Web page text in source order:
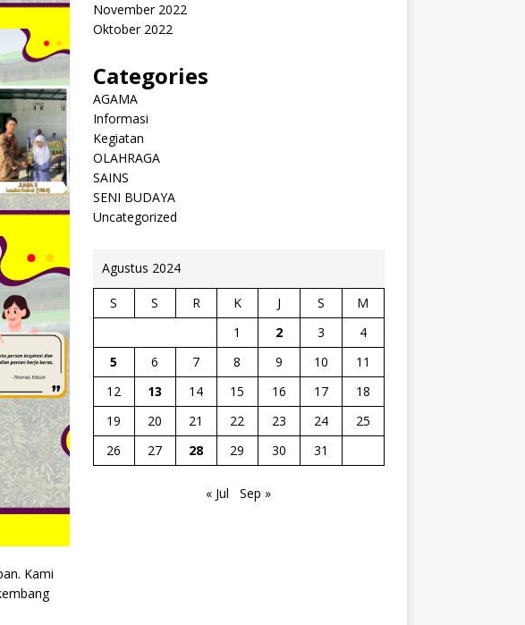
Kami
November 2022
Oktober 2022
Categories
AGAMA
Informasi
Kegiatan
OLAHRAGA
SAINS
SENI BUDAYA
Uncategorized
Agustus 2024
S S R K J S
M
1
2 3
4
5
6 7 8 9 10
11
12
13 14 15 16 17
18
19
20 21 22 23 24
25
26
27 28 29 30 31
« Jul Sep »